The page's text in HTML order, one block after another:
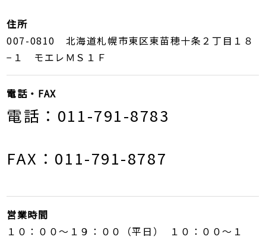
住所
007-0810 北海道札幌市東区東苗穂十条２丁目１８
−１ モエレＭＳ１Ｆ
電話・FAX
電話：011-791-8783
FAX：011-791-8787
営業時間
１０：００〜１９：００（平日） １０：００〜１